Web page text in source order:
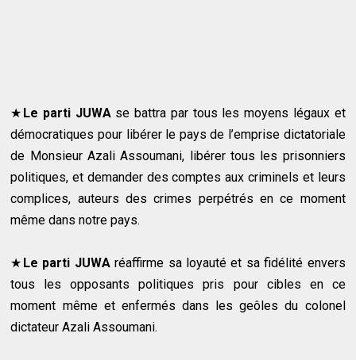
★ Le parti JUWAse battra par tous les moyens légaux et
démocratiques pour libérer le pays de l’emprise dictatoriale
de Monsieur Azali Assoumani, libérer tous les prisonniers
politiques, et demander des comptes aux criminels et leurs
complices, auteurs des crimes perpétrés en ce moment
même dans notre pays.
★ Le parti JUWAréaffirme sa loyauté et sa fidélité envers
tous les opposants politiques pris pour cibles en ce
moment même et enfermés dans les geôles du colonel
dictateur Azali Assoumani.